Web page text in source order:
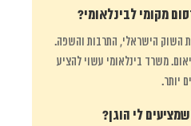
מקומי לבינלאומי?
השוק הישראלי, התרבות והשפה.
משרד בינלאומי עשוי להציע
יותר.
לי הוגן?